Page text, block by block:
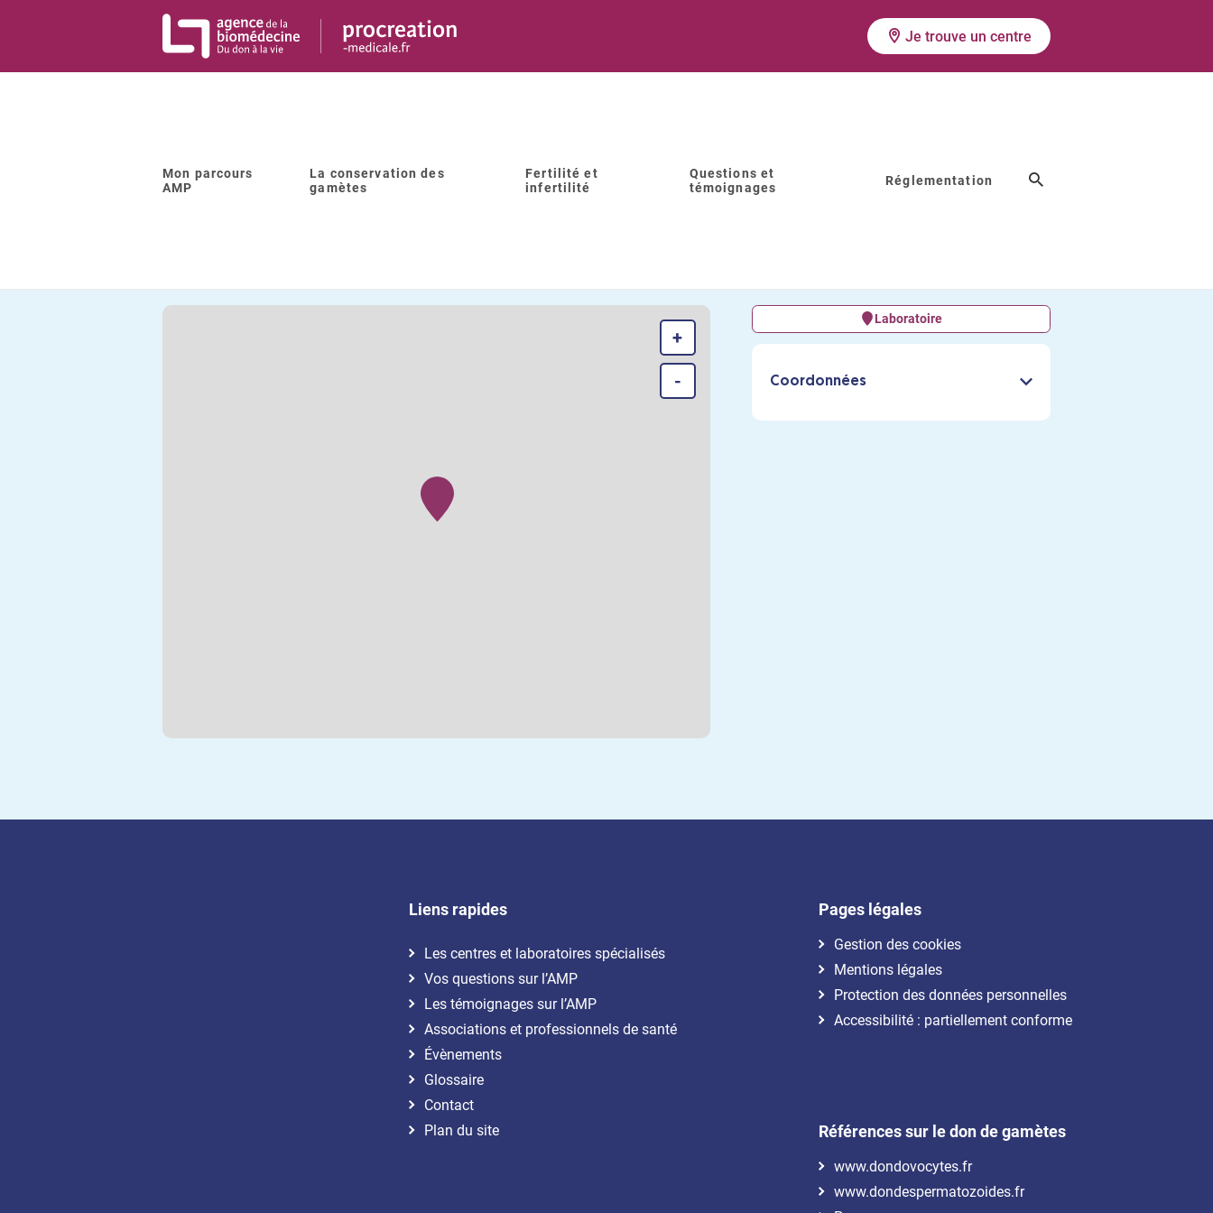
Je trouve un centre
Mon parcours
AMP
La conservation des
gamètes
Fertilité et
infertilité
Questions et
témoignages
Réglementation
Retour à la liste
+
-
Laboratoire
Coordonnées
Liens rapides
Les centres et laboratoires spécialisés
Vos questions sur l’AMP
Les témoignages sur l’AMP
Associations et professionnels de santé
Évènements
Glossaire
Contact
Plan du site
Pages légales
Gestion des cookies
Mentions légales
Protection des données personnelles
Accessibilité : partiellement conforme
Références sur le don de gamètes
www.dondovocytes.fr
www.dondespermatozoides.fr